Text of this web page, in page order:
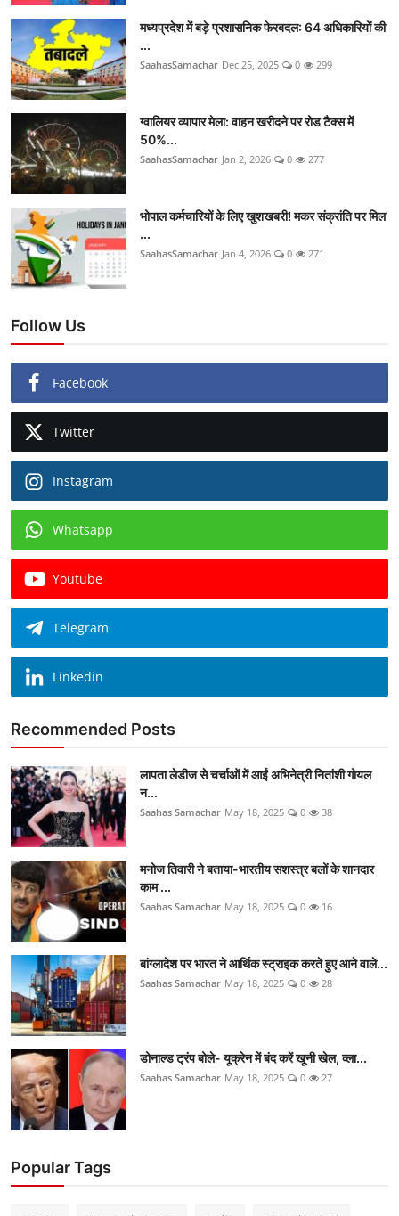
मध्यप्रदेश में बड़े प्रशासनिक फेरबदल: 64 अधिकारियों की
...
SaahasSamachar Dec 25, 2025 0 299
ग्वालियर व्यापार मेला: वाहन खरीदने पर रोड टैक्स में
50%...
SaahasSamachar Jan 2, 2026 0 277
भोपाल कर्मचारियों के लिए खुशखबरी! मकर संक्रांति पर मिल
...
SaahasSamachar Jan 4, 2026 0 271
Follow Us
Facebook
Twitter
Instagram
Whatsapp
Youtube
Telegram
Linkedin
Recommended Posts
लापता लेडीज से चर्चाओं में आईं अभिनेत्री नितांशी गोयल
न...
Saahas Samachar May 18, 2025 0 38
मनोज तिवारी ने बताया-भारतीय सशस्त्र बलों के शानदार
काम ...
Saahas Samachar May 18, 2025 0 16
बांग्लादेश पर भारत ने आर्थिक स्ट्राइक करते हुए आने वाले...
Saahas Samachar May 18, 2025 0 28
डोनाल्ड ट्रंप बोले- यूक्रेन में बंद करें खूनी खेल, व्ला...
Saahas Samachar May 18, 2025 0 27
Popular Tags